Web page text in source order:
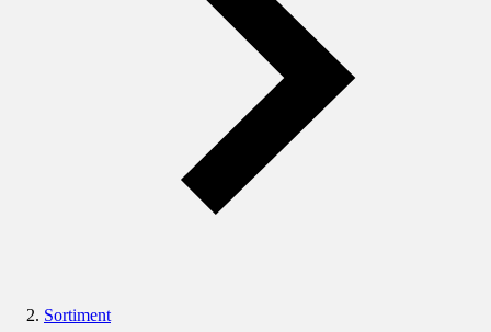
Sortiment